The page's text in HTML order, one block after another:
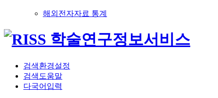
해외전자자료 통계
검색환경설정
검색도움말
다국어입력